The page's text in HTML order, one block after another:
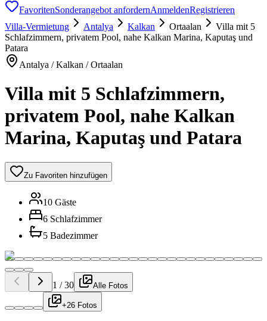
FavoritenSonderangebot anfordernAnmeldenRegistrieren
Villa-Vermietung
Antalya Kalkan Ortaalan
Villa mit 5
Schlafzimmern, privatem Pool, nahe Kalkan Marina, Kaputaş und
Patara
Antalya / Kalkan / Ortaalan
Villa mit 5 Schlafzimmern,
privatem Pool, nahe Kalkan
Marina, Kaputaş und Patara
Zu Favoriten hinzufügen
10 Gäste
6 Schlafzimmer
5 Badezimmer
1 /30 Alle Fotos
+26 Fotos